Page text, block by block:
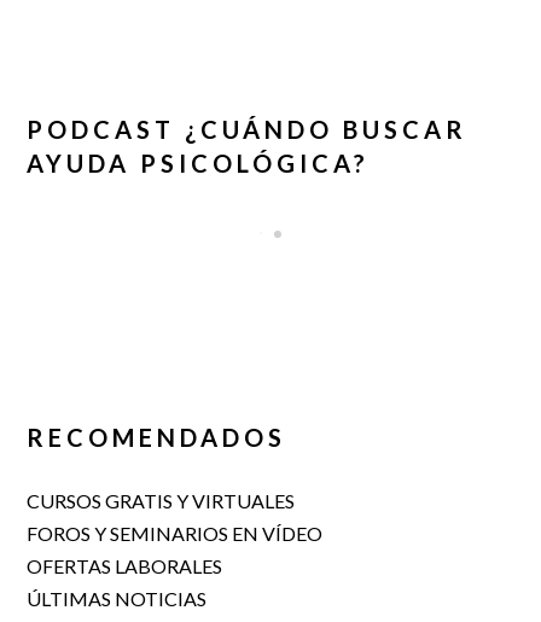
PODCAST ¿CUÁNDO BUSCAR
AYUDA PSICOLÓGICA?
RECOMENDADOS
CURSOS GRATIS Y VIRTUALES
FOROS Y SEMINARIOS EN VÍDEO
OFERTAS LABORALES
ÚLTIMAS NOTICIAS